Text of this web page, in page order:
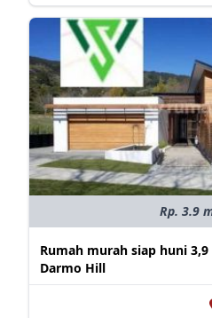
Rp. 3.9
Rumah murah siap huni
Darmo Hill